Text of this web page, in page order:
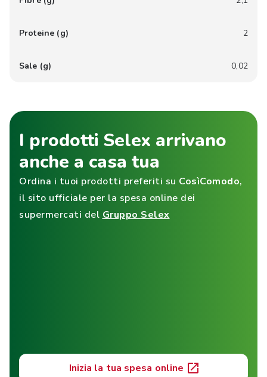
Proteine (g) 2
Sale (g) 0,02
I prodotti Selex arrivano
anche a casa tua
Ordina i tuoi prodotti preferiti su CosìComodo,
il sito ufficiale per la spesa online dei
supermercati del Gruppo Selex
Inizia la tua spesa online